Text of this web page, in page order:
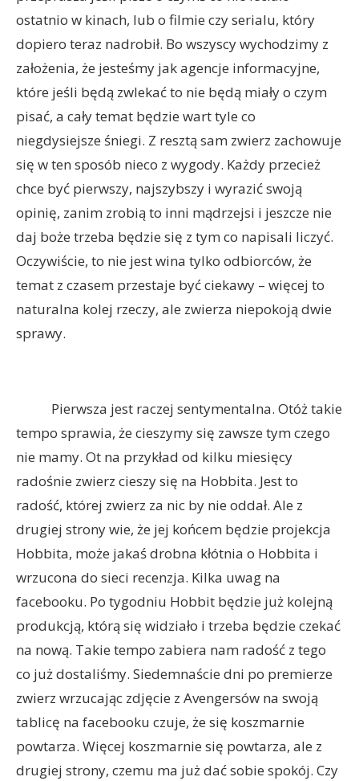
ostatnio w kinach, lub o filmie czy serialu, który
dopiero teraz nadrobił. Bo wszyscy wychodzimy z
założenia, że jesteśmy jak agencje informacyjne,
które jeśli będą zwlekać to nie będą miały o czym
pisać, a cały temat będzie wart tyle co
niegdysiejsze śniegi. Z resztą sam zwierz zachowuje
się w ten sposób nieco z wygody. Każdy przecież
chce być pierwszy, najszybszy i wyrazić swoją
opinię, zanim zrobią to inni mądrzejsi i jeszcze nie
daj boże trzeba będzie się z tym co napisali liczyć.
Oczywiście, to nie jest wina tylko odbiorców, że
temat z czasem przestaje być ciekawy – więcej to
naturalna kolej rzeczy, ale zwierza niepokoją dwie
sprawy.
Pierwsza jest raczej sentymentalna. Otóż takie
tempo sprawia, że cieszymy się zawsze tym czego
nie mamy. Ot na przykład od kilku miesięcy
radośnie zwierz cieszy się na Hobbita. Jest to
radość, której zwierz za nic by nie oddał. Ale z
drugiej strony wie, że jej końcem będzie projekcja
Hobbita, może jakaś drobna kłótnia o Hobbita i
wrzucona do sieci recenzja. Kilka uwag na
facebooku. Po tygodniu Hobbit będzie już kolejną
produkcją, którą się widziało i trzeba będzie czekać
na nową. Takie tempo zabiera nam radość z tego
co już dostaliśmy. Siedemnaście dni po premierze
zwierz wrzucając zdjęcie z Avengersów na swoją
tablicę na facebooku czuje, że się koszmarnie
powtarza. Więcej koszmarnie się powtarza, ale z
drugiej strony, czemu ma już dać sobie spokój. Czy